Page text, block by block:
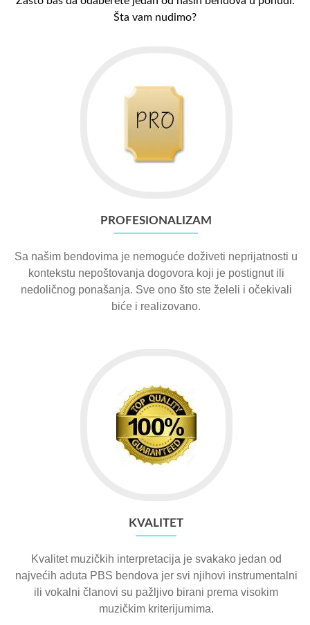
Šta vam nudimo?
PROFESIONALIZAM
Sa našim bendovima je nemoguće doživeti neprijatnosti u
kontekstu nepoštovanja dogovora koji je postignut ili
nedoličnog ponašanja. Sve ono što ste želeli i očekivali
biće i realizovano.
KVALITET
Kvalitet muzičkih interpretacija je svakako jedan od
najvećih aduta PBS bendova jer svi njihovi instrumentalni
ili vokalni članovi su pažljivo birani prema visokim
muzičkim kriterijumima.